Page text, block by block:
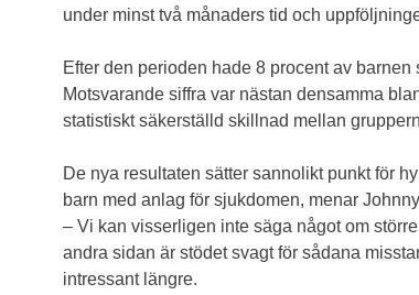
under minst två månaders tid och
Efter den perioden hade 8 procent av
Motsvarande siffra var nästan densamma
statistiskt säkerställd skillnad mellan
De nya resultaten sätter sannolikt punkt för
barn med anlag för sjukdomen, menar
– Vi kan visserligen inte säga något om
andra sidan är stödet svagt för sådana
intressant längre.